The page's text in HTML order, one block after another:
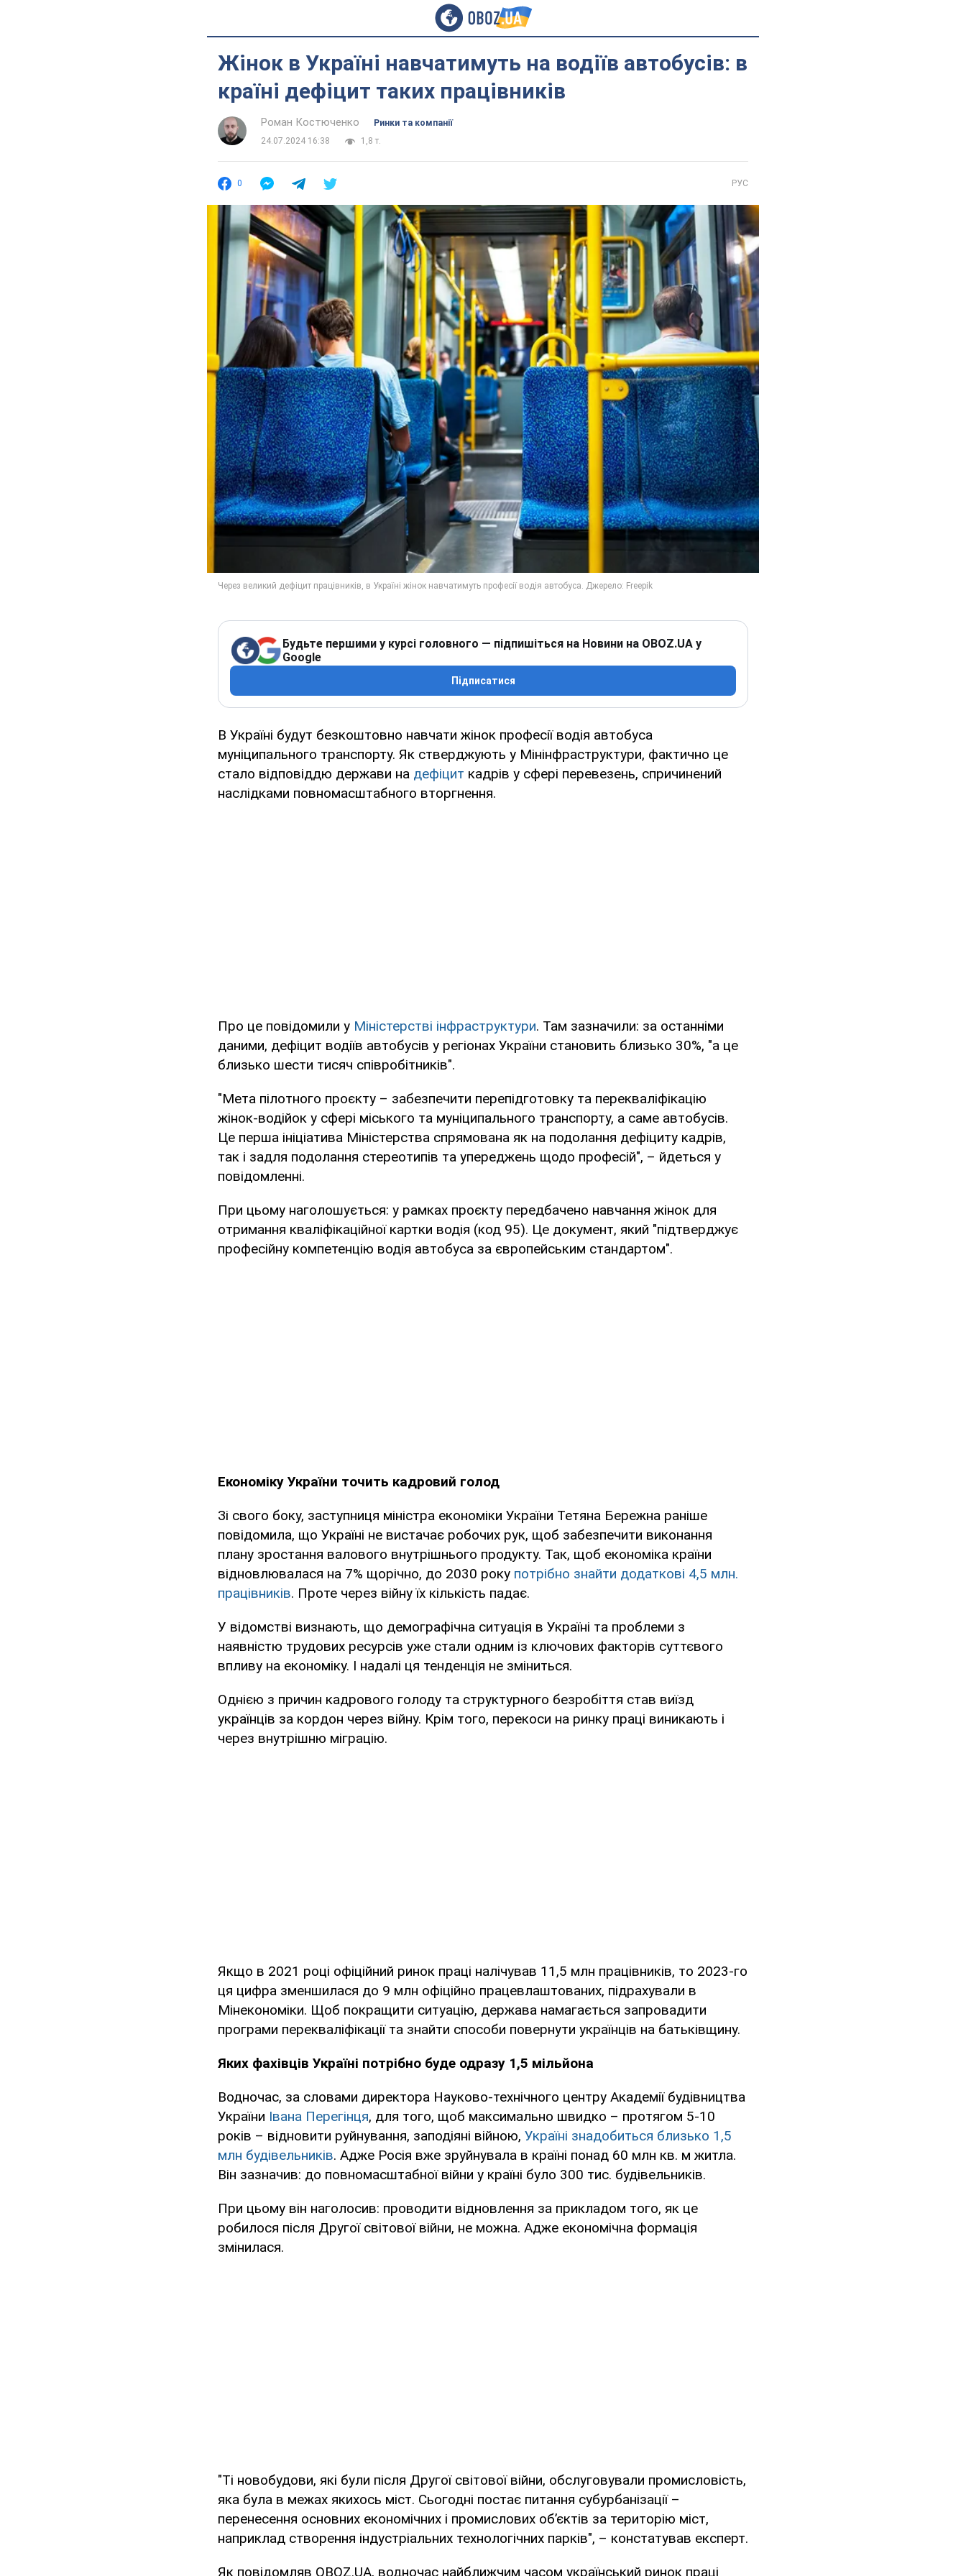
Жінок в Україні навчатимуть на водіїв автобусів: в
країні дефіцит таких працівників
Роман Костюченко
Ринки та компанії
24.07.2024 16:38
1,8 т.
0 РУС
Будьте першими у курсі головного — підпишіться на Новини на OBOZ.UA у
Google
Підписатися
В Україні будут безкоштовно навчати жінок професії водія автобуса
муніципального транспорту. Як стверджують у Мінінфраструктури, фактично це
стало відповіддю держави на дефіцит кадрів у сфері перевезень, спричинений
наслідками повномасштабного вторгнення.
Про це повідомили у Міністерстві інфраструктури. Там зазначили: за останніми
даними, дефіцит водіїв автобусів у регіонах України становить близько 30%, "а це
близько шести тисяч співробітників".
"Мета пілотного проєкту – забезпечити перепідготовку та перекваліфікацію
жінок-водійок у сфері міського та муніципального транспорту, а саме автобусів.
Це перша ініціатива Міністерства спрямована як на подолання дефіциту кадрів,
так і задля подолання стереотипів та упереджень щодо професій", – йдеться у
повідомленні.
При цьому наголошується: у рамках проєкту передбачено навчання жінок для
отримання кваліфікаційної картки водія (код 95). Це документ, який "підтверджує
професійну компетенцію водія автобуса за європейським стандартом".
Економіку України точить кадровий голод
Зі свого боку, заступниця міністра економіки України Тетяна Бережна раніше
повідомила, що Україні не вистачає робочих рук, щоб забезпечити виконання
плану зростання валового внутрішнього продукту. Так, щоб економіка країни
відновлювалася на 7% щорічно, до 2030 року потрібно знайти додаткові 4,5 млн.
працівників. Проте через війну їх кількість падає.
У відомстві визнають, що демографічна ситуація в Україні та проблеми з
наявністю трудових ресурсів уже стали одним із ключових факторів суттєвого
впливу на економіку. І надалі ця тенденція не зміниться.
Однією з причин кадрового голоду та структурного безробіття став виїзд
українців за кордон через війну. Крім того, перекоси на ринку праці виникають і
через внутрішню міграцію.
Якщо в 2021 році офіційний ринок праці налічував 11,5 млн працівників, то 2023-го
ця цифра зменшилася до 9 млн офіційно працевлаштованих, підрахували в
Мінекономіки. Щоб покращити ситуацію, держава намагається запровадити
програми перекваліфікації та знайти способи повернути українців на батьківщину.
Яких фахівців Україні потрібно буде одразу 1,5 мільйона
Водночас, за словами директора Науково-технічного центру Академії будівництва
України Івана Перегінця, для того, щоб максимально швидко – протягом 5-10
років – відновити руйнування, заподіяні війною, Україні знадобиться близько 1,5
млн будівельників. Адже Росія вже зруйнувала в країні понад 60 млн кв. м житла.
Він зазначив: до повномасштабної війни у країні було 300 тис. будівельників.
При цьому він наголосив: проводити відновлення за прикладом того, як це
робилося після Другої світової війни, не можна. Адже економічна формація
змінилася.
"Ті новобудови, які були після Другої світової війни, обслуговували промисловість,
яка була в межах якихось міст. Сьогодні постає питання субурбанізації –
перенесення основних економічних і промислових об’єктів за територію міст,
наприклад створення індустріальних технологічних парків", – констатував експерт.
Як повідомляв OBOZ.UA, водночас найближчим часом український ринок праці